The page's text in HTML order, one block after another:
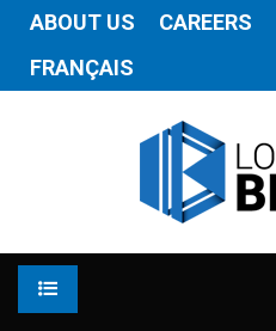
ABOUT US CAREERS
FRANÇAIS